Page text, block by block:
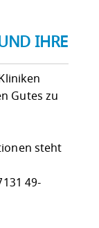
IHRE
Gutes zu
steht
49-